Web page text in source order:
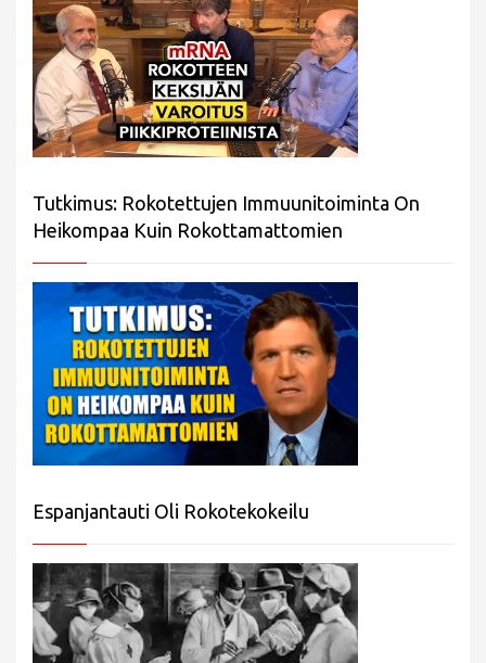
Tutkimus: Rokotettujen Immuunitoiminta On
Heikompaa Kuin Rokottamattomien
Espanjantauti Oli Rokotekokeilu